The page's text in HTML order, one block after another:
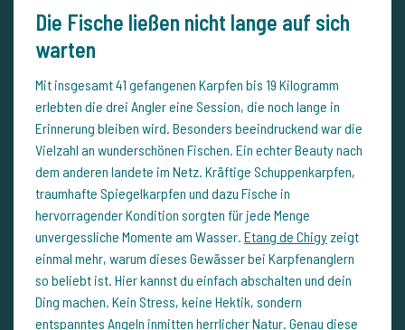
Die Fische ließen nicht lange auf sich
warten
Mit insgesamt 41 gefangenen Karpfen bis 19 Kilogramm
erlebten die drei Angler eine Session, die noch lange in
Erinnerung bleiben wird. Besonders beeindruckend war die
Vielzahl an wunderschönen Fischen. Ein echter Beauty nach
dem anderen landete im Netz. Kräftige Schuppenkarpfen,
traumhafte Spiegelkarpfen und dazu Fische in
hervorragender Kondition sorgten für jede Menge
unvergessliche Momente am Wasser. Etang de Chigy zeigt
einmal mehr, warum dieses Gewässer bei Karpfenanglern
so beliebt ist. Hier kannst du einfach abschalten und dein
Ding machen. Kein Stress, keine Hektik, sondern
entspanntes Angeln inmitten herrlicher Natur. Genau diese